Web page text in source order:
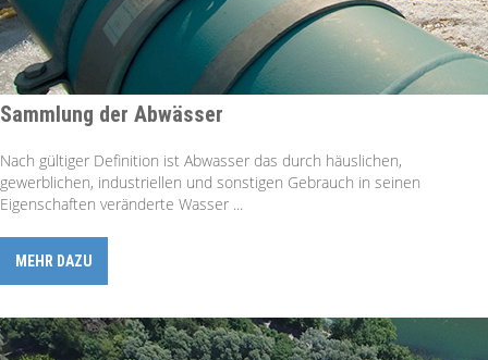
Sammlung der Abwässer
Nach gültiger Definition ist Abwasser das durch häuslichen,
gewerblichen, industriellen und sonstigen Gebrauch in seinen
Eigenschaften veränderte Wasser ...
MEHR DAZU